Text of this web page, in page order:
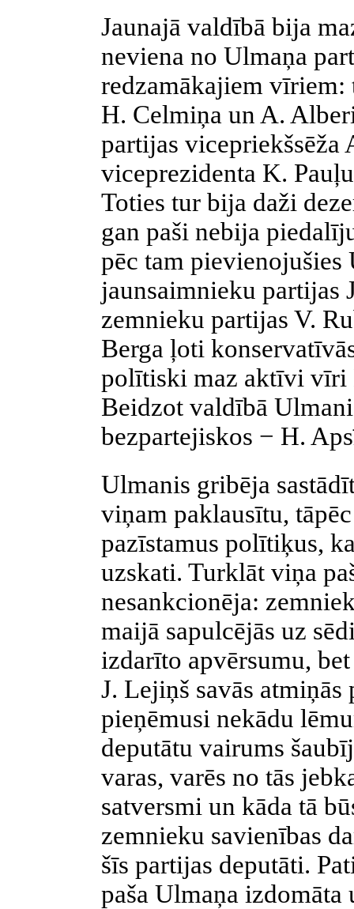
Jaunajā valdībā bija
neviena no Ulmaņa
redzamākajiem
H. Celmiņa un A.
partijas vicepriekšsēža
viceprezidenta K.
Toties tur bija daži
gan paši nebija
pēc tam
jaunsaimnieku partijas
zemnieku partijas V.
Berga ļoti
polītiski maz aktīvi vīri
Beidzot valdībā
bezpartejiskos − H.
Ulmanis gribēja
viņam paklausītu, tāpēc
pazīstamus polītiķus,
uzskati. Turklāt viņa
nesankcionēja:
maijā sapulcējās uz
izdarīto apvērsumu,
J. Lejiņš savās atmiņās
pieņēmusi nekādu
deputātu vairums
varas, varēs no tās
satversmi un kāda tā
zemnieku savienības
šīs partijas deputāti.
paša Ulmaņa